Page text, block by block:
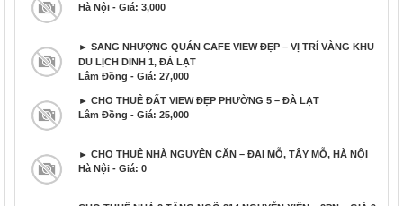
Hà Nội - Giá: 3,000
► SANG NHƯỢNG QUÁN CAFE VIEW ĐẸP – VỊ TRÍ VÀNG KHU
DU LỊCH DINH 1, ĐÀ LẠT
Lâm Đồng - Giá: 27,000
► CHO THUÊ ĐẤT VIEW ĐẸP PHƯỜNG 5 – ĐÀ LẠT
Lâm Đồng - Giá: 25,000
► CHO THUÊ NHÀ NGUYÊN CĂN – ĐẠI MỖ, TÂY MỖ, HÀ NỘI
Hà Nội - Giá: 0